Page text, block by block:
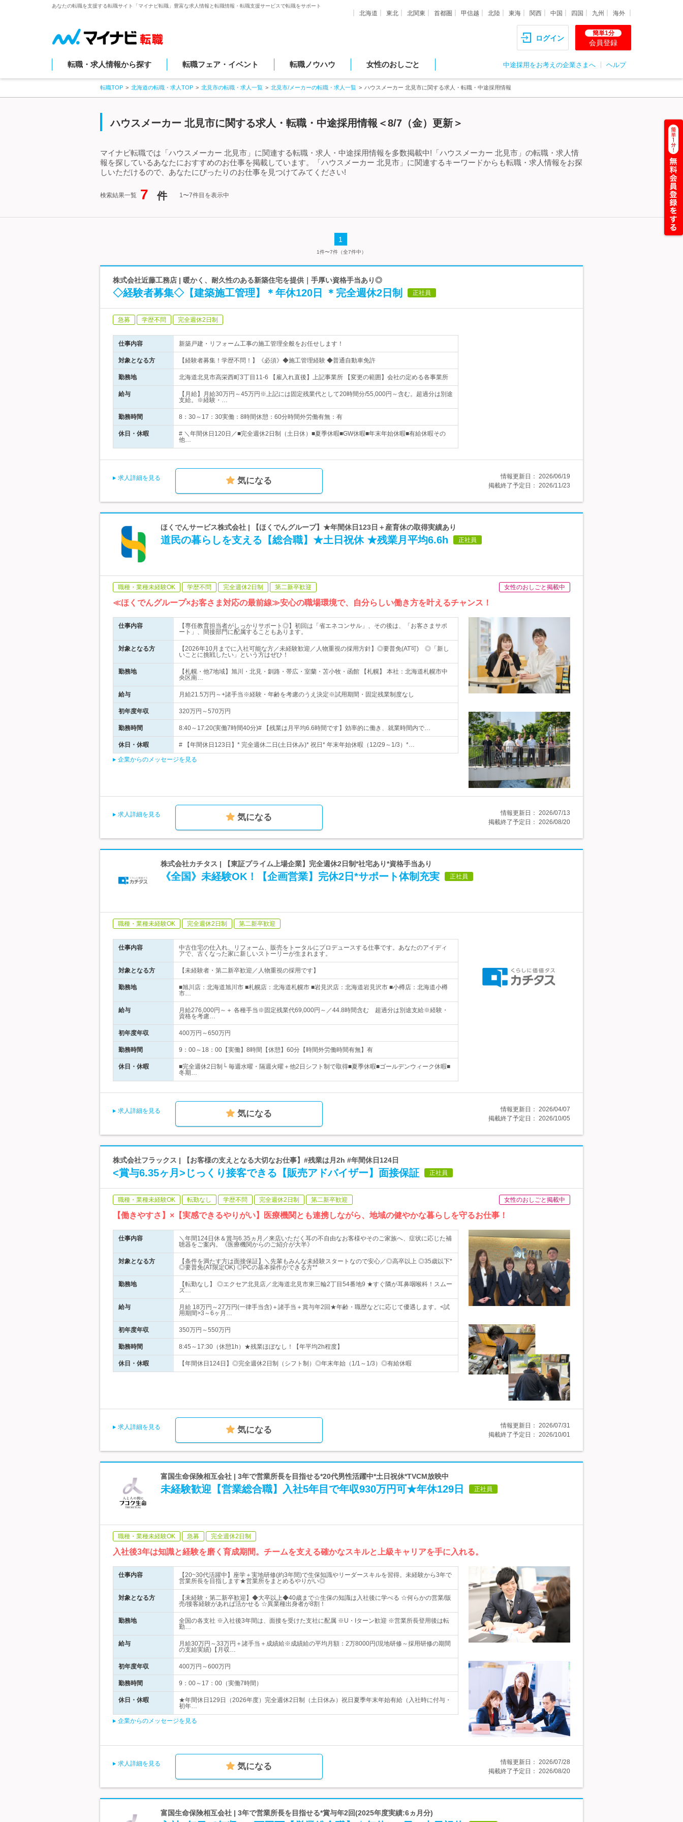
あなたの転職を支援する転職サイト「マイナビ転職」豊富な求人情報と転職情報・転職支援サービスで転職をサポート
北海道 東北 北関東 首都圏 甲信越 北陸 東海 関西 中国 四国 九州 海外
ログイン
簡単1分
会員登録
転職・求人情報から探す 転職フェア・イベント 転職ノウハウ 女性のおしごと 中途採用をお考えの企業さまへ ヘルプ
転職TOP 北海道の転職・求人TOP 北見市の転職・求人一覧 北見市/メーカーの転職・求人一覧 ハウスメーカー 北見市に関する求人・転職・中途採用情報
ハウスメーカー 北見市に関する求人・転職・中途採用情報＜8/7（金）更新＞
マイナビ転職では「ハウスメーカー 北見市」に関連する転職・求人・中途採用情報を多数掲載中!「ハウスメーカー 北見市」の転職・求人情
報を探しているあなたにおすすめのお仕事を掲載しています。「ハウスメーカー 北見市」に関連するキーワードからも転職・求人情報をお探
しいただけるので、あなたにぴったりのお仕事を見つけてみてください!
検索結果一覧 7 件 1〜7件目を表示中
1
1件〜7件（全7件中）
株式会社近藤工務店 | 暖かく、耐久性のある新築住宅を提供｜手厚い資格手当あり◎
◇経験者募集◇【建築施工管理】＊年休120日 ＊完全週休2日制 正社員
急募 学歴不問 完全週休2日制
仕事内容 新築戸建・リフォーム工事の施工管理全般をお任せします！
対象となる方 【経験者募集！学歴不問！】《必須》◆施工管理経験 ◆普通自動車免許
勤務地 北海道北見市高栄西町3丁目11-6 【雇入れ直後】上記事業所 【変更の範囲】会社の定める各事業所
給与
【月給】月給30万円～45万円※上記には固定残業代として20時間分/55,000円～含む。超過分は別途
支給。※経験・…
勤務時間 8：30～17：30実働：8時間休憩：60分時間外労働有無：有
休日・休暇
# ＼年間休日120日／■完全週休2日制（土日休）■夏季休暇■GW休暇■年末年始休暇■有給休暇その
他…
求人詳細を見る 気になる 情報更新日： 2026/06/19
掲載終了予定日： 2026/11/23
ほくでんサービス株式会社 | 【ほくでんグループ】★年間休日123日＋産育休の取得実績あり
道民の暮らしを支える【総合職】★土日祝休 ★残業月平均6.6h 正社員
職種・業種未経験OK 学歴不問 完全週休2日制 第二新卒歓迎 女性のおしごと掲載中
≪ほくでんグループ×お客さま対応の最前線≫安心の職場環境で、自分らしい働き方を叶えるチャンス！
仕事内容
【専任教育担当者がしっかりサポート◎】初回は「省エネコンサル」、その後は、「お客さまサポ
ート」、間接部門に配属することもあります。
対象となる方
【2026年10月までに入社可能な方／未経験歓迎／人物重視の採用方針】◎要普免(AT可) ◎「新し
いことに挑戦したい」という方はぜひ！
勤務地
【札幌・他7地域】旭川・北見・釧路・帯広・室蘭・苫小牧・函館 【札幌】 本社：北海道札幌市中
央区南…
給与 月給21.5万円～+諸手当※経験・年齢を考慮のうえ決定※試用期間・固定残業制度なし
初年度年収 320万円～570万円
勤務時間 8:40～17:20(実働7時間40分)# 【残業は月平均6.6時間です】効率的に働き、就業時間内で…
休日・休暇 # 【年間休日123日】* 完全週休二日(土日休み)* 祝日* 年末年始休暇（12/29～1/3）*…
企業からのメッセージを見る
求人詳細を見る 気になる 情報更新日： 2026/07/13
掲載終了予定日： 2026/08/20
株式会社カチタス | 【東証プライム上場企業】完全週休2日制*社宅あり*資格手当あり
《全国》未経験OK！【企画営業】完休2日*サポート体制充実 正社員
職種・業種未経験OK 完全週休2日制 第二新卒歓迎
仕事内容
中古住宅の仕入れ、リフォーム、販売をトータルにプロデュースする仕事です。あなたのアイディ
アで、古くなった家に新しいストーリーが生まれます。
対象となる方 【未経験者・第二新卒歓迎／人物重視の採用です】
勤務地
■旭川店：北海道旭川市 ■札幌店：北海道札幌市 ■岩見沢店：北海道岩見沢市 ■小樽店：北海道小樽
市…
給与
月給276,000円～＋ 各種手当※固定残業代69,000円～／44.8時間含む 超過分は別途支給※経験・
資格を考慮…
初年度年収 400万円～650万円
勤務時間 9：00～18：00【実働】8時間【休憩】60分【時間外労働時間有無】有
休日・休暇
■完全週休2日制└ 毎週水曜・隔週火曜＋他2日シフト制で取得■夏季休暇■ゴールデンウィーク休暇■
冬期…
求人詳細を見る 気になる 情報更新日： 2026/04/07
掲載終了予定日： 2026/10/05
株式会社フラックス | 【お客様の支えとなる大切なお仕事】#残業は月2h #年間休日124日
<賞与6.35ヶ月>じっくり接客できる【販売アドバイザー】面接保証 正社員
職種・業種未経験OK 転勤なし 学歴不問 完全週休2日制 第二新卒歓迎 女性のおしごと掲載中
【働きやすさ】×【実感できるやりがい】医療機関とも連携しながら、地域の健やかな暮らしを守るお仕事！
仕事内容
＼年間124日休＆賞与6.35ヵ月／来店いただく耳の不自由なお客様やそのご家族へ、症状に応じた補
聴器をご案内。《医療機関からのご紹介が大半》
対象となる方
【条件を満たす方は面接保証】＼先輩もみんな未経験スタートなので安心／◎高卒以上 ◎35歳以下*
◎要普免(AT限定OK) ◎PCの基本操作ができる方**
勤務地
【転勤なし】 ◎エクセア北見店／北海道北見市東三輪2丁目54番地9 ★すぐ隣が耳鼻咽喉科！スムー
ズ…
給与
月給 18万円～27万円(一律手当含)＋諸手当＋賞与年2回★年齢・職歴などに応じて優遇します。<試
用期間>3～6ヶ月…
初年度年収 350万円～550万円
勤務時間 8:45～17:30（休憩1h）★残業ほぼなし！【年平均2h程度】
休日・休暇 【年間休日124日】◎完全週休2日制（シフト制）◎年末年始（1/1～1/3）◎有給休暇
求人詳細を見る 気になる 情報更新日： 2026/07/31
掲載終了予定日： 2026/10/01
富国生命保険相互会社 | 3年で営業所長を目指せる*20代男性活躍中*土日祝休*TVCM放映中
未経験歓迎【営業総合職】入社5年目で年収930万円可★年休129日 正社員
職種・業種未経験OK 急募 完全週休2日制
入社後3年は知識と経験を磨く育成期間。チームを支える確かなスキルと上級キャリアを手に入れる。
仕事内容
【20~30代活躍中】座学＋実地研修(約3年間)で生保知識やリーダースキルを習得。未経験から3年で
営業所長を目指します★営業所をまとめるやりがい◎
対象となる方
【未経験・第二新卒歓迎】◆大卒以上◆40歳まで☆生保の知識は入社後に学べる ☆何らかの営業/販
売/接客経験があれば活かせる ☆異業種出身者が8割！
勤務地
全国の各支社 ※入社後3年間は、面接を受けた支社に配属 ※U・Iターン歓迎 ※営業所長登用後は転
勤…
給与
月給30万円～33万円＋諸手当＋成績給※成績給の平均月額：2万8000円(現地研修～採用研修の期間
の支給実績)【月収…
初年度年収 400万円～600万円
勤務時間 9：00～17：00（実働7時間）
休日・休暇
★年間休日129日（2026年度）完全週休2日制（土日休み）祝日夏季年末年始有給（入社時に付与・
初年…
企業からのメッセージを見る
求人詳細を見る 気になる 情報更新日： 2026/07/28
掲載終了予定日： 2026/08/20
富国生命保険相互会社 | 3年で営業所長を目指せる*賞与年2回(2025年度実績:6ヵ月分)